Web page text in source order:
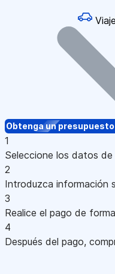
Obtenga un
1
Seleccione los datos de
2
Introduzca información
3
Realice el pago de
4
Después del pago,